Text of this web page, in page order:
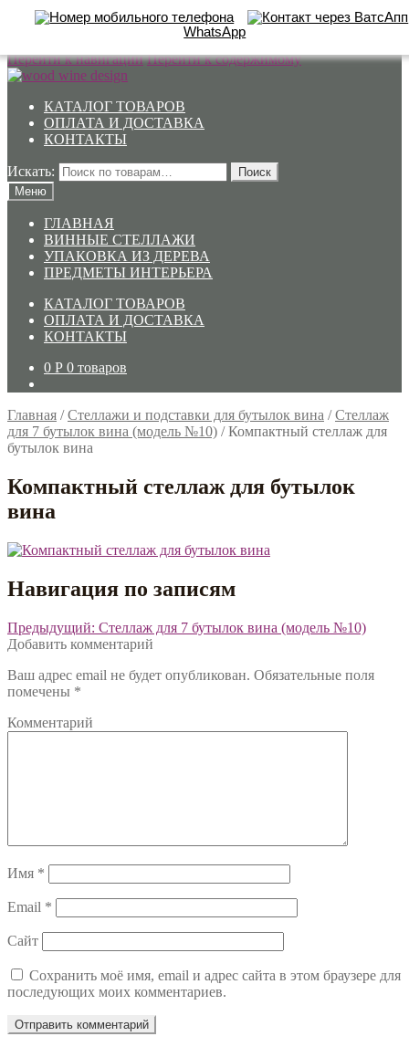
WhatsApp
Перейти к навигации Перейти к содержимому
КАТАЛОГ ТОВАРОВ
ОПЛАТА И ДОСТАВКА
КОНТАКТЫ
Искать:
Поиск
Меню
ГЛАВНАЯ
ВИННЫЕ СТЕЛЛАЖИ
УПАКОВКА ИЗ ДЕРЕВА
ПРЕДМЕТЫ ИНТЕРЬЕРА
КАТАЛОГ ТОВАРОВ
ОПЛАТА И ДОСТАВКА
КОНТАКТЫ
0 Р 0 товаров
Главная /Стеллажи и подставки для бутылок вина /Стеллаж
для 7 бутылок вина (модель №10) /Компактный стеллаж для
бутылок вина
Компактный стеллаж для бутылок
вина
Навигация по записям
Предыдущий: Стеллаж для 7 бутылок вина (модель №10)
Добавить комментарий
Ваш адрес email не будет опубликован. Обязательные поля
помечены *
Комментарий
Имя *
Email *
Сайт
Сохранить моё имя, email и адрес сайта в этом браузере для
последующих моих комментариев.